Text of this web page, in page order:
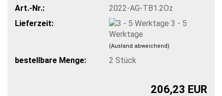
Art.-Nr.:
2022-AG-TB1.2Oz
Lieferzeit:
3 - 5
Werktage
(Ausland abweichend)
bestellbare Menge: 2 Stück
206,23 EUR